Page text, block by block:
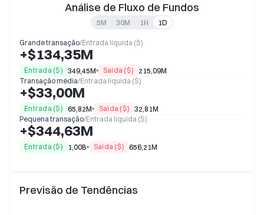
Análise de Fluxo de Fundos
5M 30M 1H 1D
Grande transação/Entrada líquida ($)
+$134,35M
Entrada ($) 349,45M Saída ($)
215,09M
Transação média/Entrada líquida ($)
+$33,00M
Entrada ($) 65,82M Saída ($) 32,81M
Pequena transação/Entrada líquida ($)
+$344,63M
Entrada ($) 1,00B Saída ($) 656,21M
Previsão de Tendências